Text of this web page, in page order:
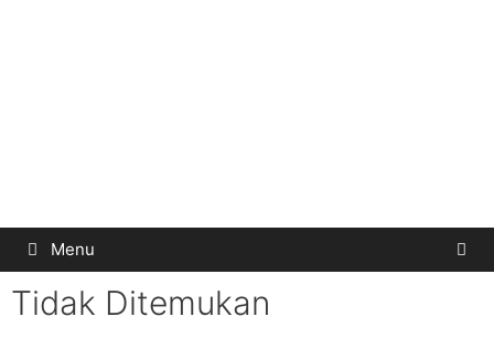
Menu
Tidak Ditemukan